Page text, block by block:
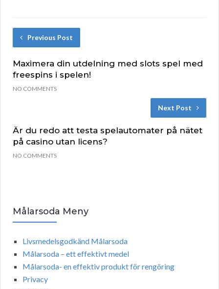
Previous Post
Maximera din utdelning med slots spel med
freespins i spelen!
NO COMMENTS
Next Post
Är du redo att testa spelautomater på nätet
på casino utan licens?
NO COMMENTS
Målarsoda Meny
Livsmedelsgodkänd Målarsoda
Målarsoda – ett effektivt medel
Målarsoda- en effektiv produkt för rengöring
Privacy